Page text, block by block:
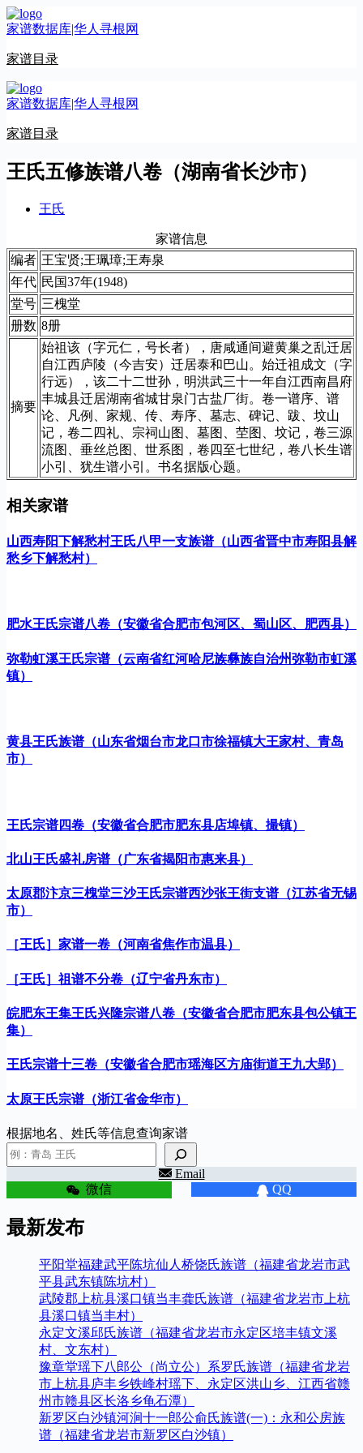
跳
至
容
家谱数据库|华人寻根网
家谱目录
家谱数据库|华人寻根网
家谱目录
王氏五修族谱八卷（湖南省长沙市）
王氏
家谱信息
编者 王宝贤;王珮璋;王寿泉
年代 民国37年(1948)
堂号 三槐堂
册数 8册
摘要
始祖该（字元仁，号长者），唐咸通间避黄巢之乱迁居
自江西庐陵（今吉安）迁居泰和巴山。始迁祖成文（字
行远），该二十二世孙，明洪武三十一年自江西南昌府
丰城县迁居湖南省城甘泉门古盐厂街。卷一谱序、谱
论、凡例、家规、传、寿序、墓志、碑记、跋、坟山
记，卷二四礼、宗祠山图、墓图、茔图、坟记，卷三源
流图、垂丝总图、世系图，卷四至七世纪，卷八长生谱
小引、犹生谱小引。书名据版心题。
相关家谱
山西寿阳下解愁村王氏八甲一支族谱（山西省晋中市寿阳县解
愁乡下解愁村）
肥水王氏宗谱八卷（安徽省合肥市包河区、蜀山区、肥西县）
弥勒虹溪王氏宗谱（云南省红河哈尼族彝族自治州弥勒市虹溪
镇）
黄县王氏族谱（山东省烟台市龙口市徐福镇大王家村、青岛
市）
王氏宗谱四卷（安徽省合肥市肥东县店埠镇、撮镇）
北山王氏盛礼房谱（广东省揭阳市惠来县）
太原郡汴京三槐堂三沙王氏宗谱西沙张王街支谱（江苏省无锡
市）
［王氏］家谱一卷（河南省焦作市温县）
［王氏］祖谱不分卷（辽宁省丹东市）
皖肥东王集王氏兴隆宗谱八卷（安徽省合肥市肥东县包公镇王
集）
王氏宗谱十三卷（安徽省合肥市瑶海区方庙街道王九大郢）
太原王氏宗谱（浙江省金华市）
根据地名、姓氏等信息查询家谱
Email
微信 QQ
最新发布
平阳堂福建武平陈坑仙人桥饶氏族谱（福建省龙岩市武
平县武东镇陈坑村）
武陵郡上杭县溪口镇当丰龚氏族谱（福建省龙岩市上杭
县溪口镇当丰村）
永定文溪邱氏族谱（福建省龙岩市永定区培丰镇文溪
村、文东村）
豫章堂瑶下八郎公（尚立公）系罗氏族谱（福建省龙岩
市上杭县庐丰乡铁峰村瑶下、永定区洪山乡、江西省赣
州市赣县区长洛乡龟石潭）
新罗区白沙镇河涧十一郎公俞氏族谱(一)：永和公房族
谱（福建省龙岩市新罗区白沙镇）